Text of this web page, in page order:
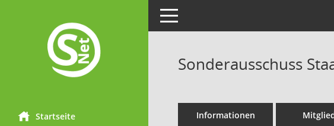
Startseite
Toggle navigation
Sonderausschuss
Informationen